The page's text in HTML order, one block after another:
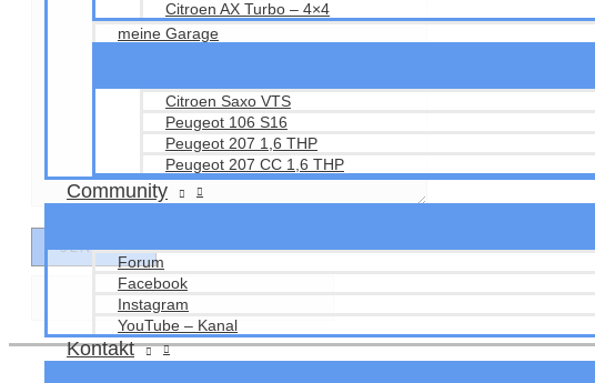
Citroen AX Turbo – 4×4
meine Garage
Citroen Saxo VTS
Peugeot 106 S16
Peugeot 207 1,6 THP
Peugeot 207 CC 1,6 THP
Community
Forum
Facebook
Instagram
YouTube – Kanal
Kontakt